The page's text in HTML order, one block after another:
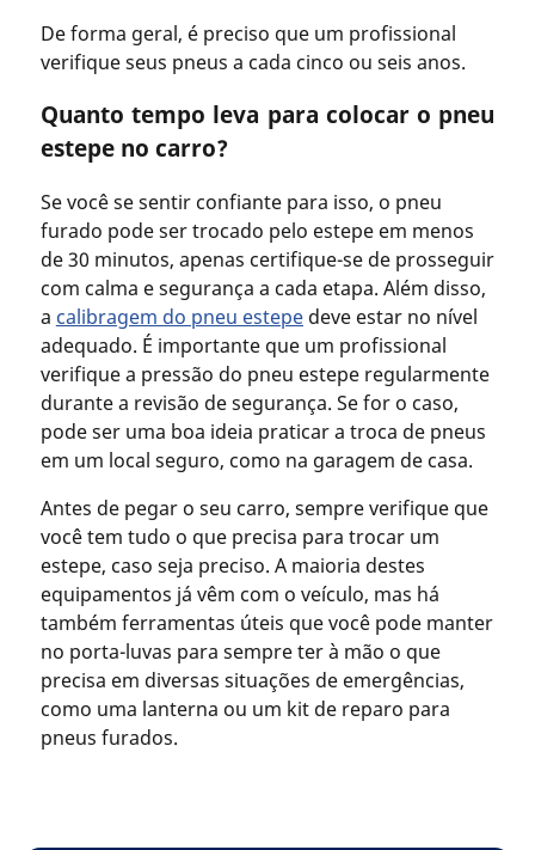
De forma geral, é preciso que um profissional
verifique seus pneus a cada cinco ou seis anos.
Quanto tempo leva para colocar o pneu
estepe no carro?
Se você se sentir confiante para isso, o pneu
furado pode ser trocado pelo estepe em menos
de 30 minutos, apenas certifique-se de prosseguir
com calma e segurança a cada etapa. Além disso,
a calibragem do pneu estepedeve estar no nível
adequado. É importante que um profissional
verifique a pressão do pneu estepe regularmente
durante a revisão de segurança. Se for o caso,
pode ser uma boa ideia praticar a troca de pneus
em um local seguro, como na garagem de casa.
Antes de pegar o seu carro, sempre verifique que
você tem tudo o que precisa para trocar um
estepe, caso seja preciso. A maioria destes
equipamentos já vêm com o veículo, mas há
também ferramentas úteis que você pode manter
no porta-luvas para sempre ter à mão o que
precisa em diversas situações de emergências,
como uma lanterna ou um kit de reparo para
pneus furados.